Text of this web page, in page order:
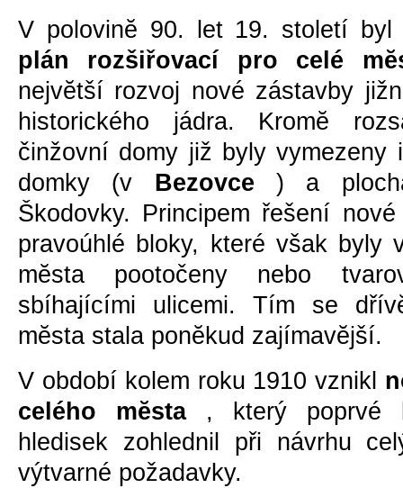
V polovinĕ 90. let 19. století byl
plán rozšiřovací pro celé
nejvĕtší rozvoj nové zástavby
historického jádra. Kromĕ
činžovní domy již byly vymezeny
domky (v
Bezovce
) a
Škodovky. Principem řešení
pravoúhlé bloky, které však byly
mĕsta pootočeny nebo
sbíhajícími ulicemi. Tím se
mĕsta stala ponĕkud zajímavĕjší.
V období kolem roku 1910 vznikl
celého mĕsta
, který poprvé
hledisek zohlednil při návrhu
výtvarné požadavky.